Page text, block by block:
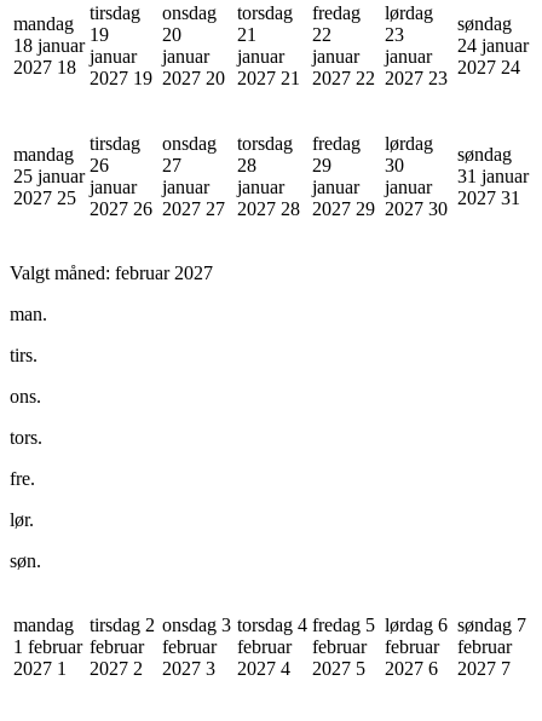
mandag
18 januar
2027 18
tirsdag
19
januar
2027 19
onsdag
20
januar
2027 20
torsdag
21
januar
2027 21
fredag
22
januar
2027 22
lørdag
23
januar
2027 23
søndag
24 januar
2027 24
mandag
25 januar
2027 25
tirsdag
26
januar
2027 26
onsdag
27
januar
2027 27
torsdag
28
januar
2027 28
fredag
29
januar
2027 29
lørdag
30
januar
2027 30
søndag
31 januar
2027 31
Valgt måned: februar 2027
man.
tirs.
ons.
tors.
fre.
lør.
søn.
mandag
1 februar
2027 1
tirsdag 2
februar
2027 2
onsdag 3
februar
2027 3
torsdag 4
februar
2027 4
fredag 5
februar
2027 5
lørdag 6
februar
2027 6
søndag 7
februar
2027 7